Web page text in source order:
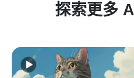
探索更多